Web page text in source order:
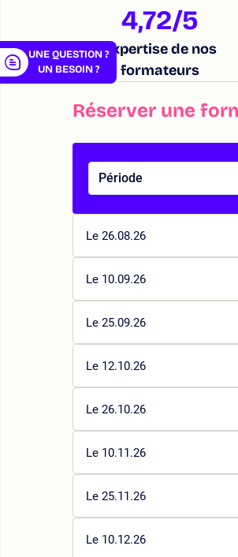
4,72/5
Expertise de nos
formateurs
Réserver une
Période
Le 26.08.26
Le 10.09.26
Le 25.09.26
Le 12.10.26
Le 26.10.26
Le 10.11.26
Le 25.11.26
Le 10.12.26
UNE QUESTION ?
UN BESOIN ?